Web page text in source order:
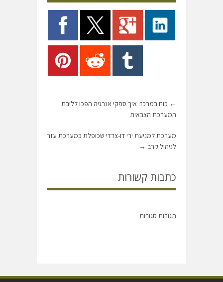
← כוח במרכז: איך ספקי אנרגיה הפכו לליבת
המערכת הצבאית
מערכת למניעת ירי דו-צדדי שכופלת כמערכת עזר
לניהול קרב →
כתבות קשורות
תגובות סגורות